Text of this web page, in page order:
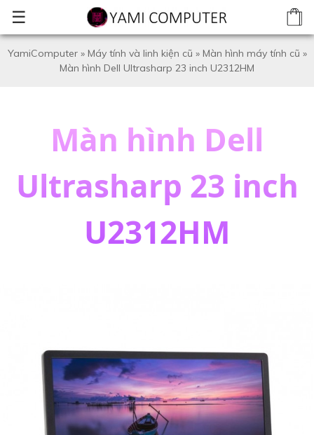
☰
YamiComputer» Máy tính và linh kiện cũ » Màn hình máy tính cũ »
Màn hình Dell Ultrasharp 23 inch U2312HM
Màn hình Dell
Ultrasharp 23 inch
U2312HM